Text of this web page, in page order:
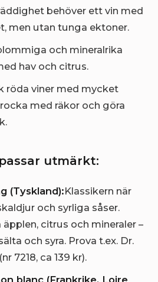
behöver ett vin med
men utan tunga ektoner.
och mineralrika
hav och citrus.
röda viner med mycket
med räkor och göra
utmärkt:
(Tyskland):Klassikern när
och syrliga såser.
citrus och mineraler –
och syra. Prova t.ex. Dr.
7218, ca 139 kr).
blanc (Frankrike, Loire